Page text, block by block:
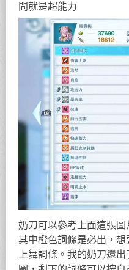
問就是超能力
奶刀可以參考上面這張圖
其中橙色詞條是必出，
上舞詞條。我的奶刀還